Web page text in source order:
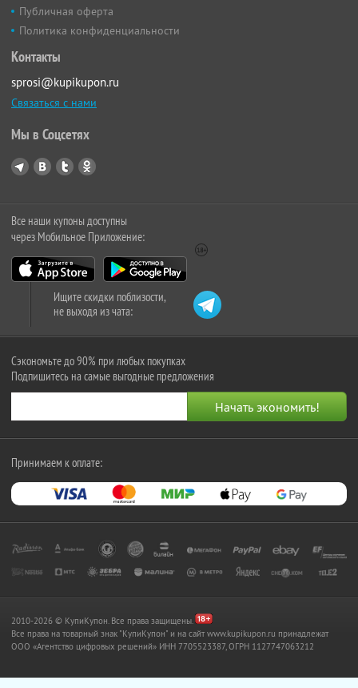
Публичная оферта
Политика конфиденциальности
Контакты
sprosi@kupikupon.ru
Связаться с нами
Мы в Соцсетях
Все наши купоны доступны
через Мобильное Приложение:
Ищите скидки поблизости,
не выходя из чата:
Сэкономьте до 90% при любых покупках
Подпишитесь на самые выгодные предложения
Принимаем к оплате:
2010-2026 © КупиКупон. Все права защищены.
Все права на товарный знак "КупиКупон" и на сайт www.kupikupon.ru принадлежат
OOO «Агентство цифровых решений» ИНН 7705523387, ОГРН 1127747063212